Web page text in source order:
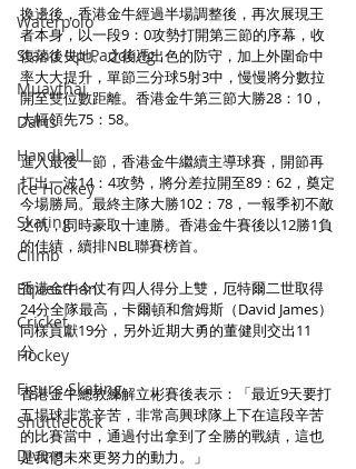
Waterpolo
Stand Up Paddling
Muaythai
Darts
Handball
Ice Hockey
Skating
Climb
Equestrian
Cricket
Hockey
Figure Skating
Shuttlecock
Diving
換邊後，香港金牛經過半場調整後，再次展現王
者本身，以一段9：0攻勢打開第三節的序幕，收
復落後失地。之後憑出色的防守，加上外圍命中
率大大提升，單節三分球5射3中，慢慢將分數拉
開至雙位數距離。香港金牛第三節大勝28：10，
大幅領先75：58。
進入最後一節，香港金牛繼續主導球賽，開節再
打出一波14：4攻勢，將分差拉開至89：62，奠定
今場勝局。最終主隊大勝102：78，一報季初不敵
之仇，同時豪取十連勝。香港金牛賽後以12勝1負
的佳績，續排NBL聯賽榜首。
香港金牛今仗有四人得分上雙，厄特爾二世取得
24分全隊最高，卡爾頓和詹姆斯（David James）
同樣貢獻19分，另外近期大勇的董健則交出11
分。
香港金牛總教練解立彬賽後表示：「最近9天要打
五場球非常辛苦，非常高興球隊上下在這段辛苦
的比賽當中，通過付出拿到了全勝的戰績，這也
是我們未來更努力的動力。」